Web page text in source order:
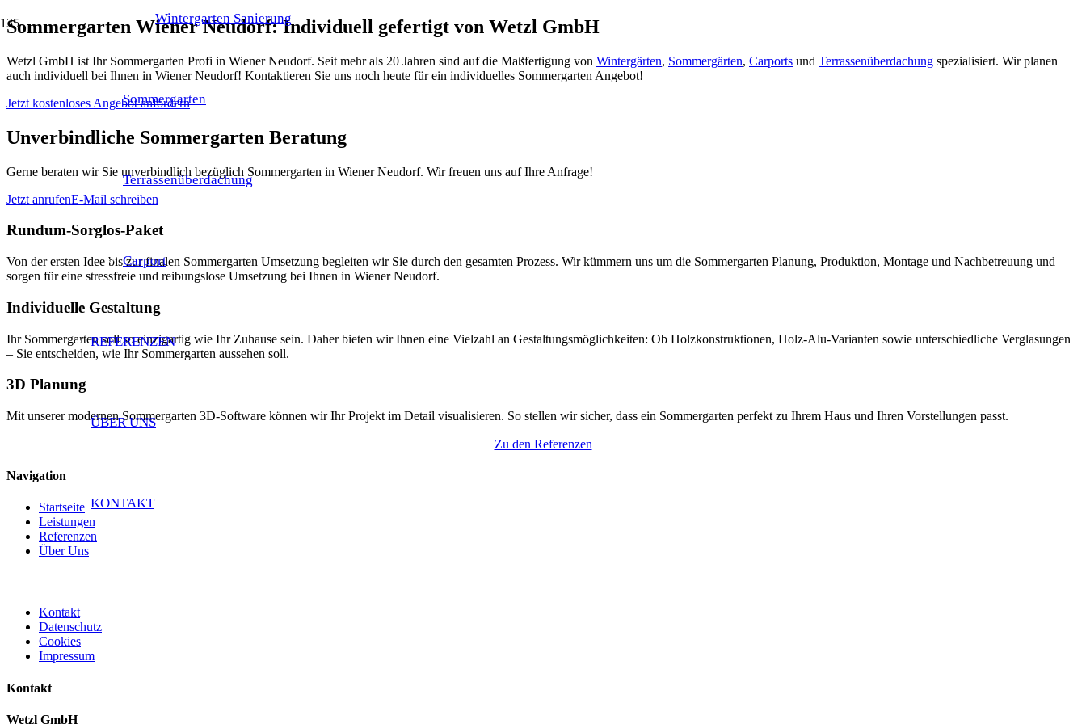
Wintergarten Sanierung
Sommergarten
Terrassenüberdachung
Carport
REFERENZEN
ÜBER UNS
KONTAKT
Sommergarten Wiener Neudorf: Individuell gefertigt von Wetzl GmbH
Wetzl GmbH ist Ihr Sommergarten Profi in Wiener Neudorf. Seit mehr als 20 Jahren sind auf die Maßfertigung von Wintergärten, Sommergärten, Carports und Terrassenüberdachung spezialisiert. Wir planen
auch individuell bei Ihnen in Wiener Neudorf! Kontaktieren Sie uns noch heute für ein individuelles Sommergarten Angebot!
Jetzt kostenloses Angebot anfordern
Unverbindliche Sommergarten Beratung
Gerne beraten wir Sie unverbindlich bezüglich Sommergarten in Wiener Neudorf. Wir freuen uns auf Ihre Anfrage!
Jetzt anrufenE-Mail schreiben
Rundum-Sorglos-Paket
Von der ersten Idee bis zur finalen Sommergarten Umsetzung begleiten wir Sie durch den gesamten Prozess. Wir kümmern uns um die Sommergarten Planung, Produktion, Montage und Nachbetreuung und
sorgen für eine stressfreie und reibungslose Umsetzung bei Ihnen in Wiener Neudorf.
Individuelle Gestaltung
Ihr Sommergarten soll so einzigartig wie Ihr Zuhause sein. Daher bieten wir Ihnen eine Vielzahl an Gestaltungsmöglichkeiten: Ob Holzkonstruktionen, Holz-Alu-Varianten sowie unterschiedliche Verglasungen
– Sie entscheiden, wie Ihr Sommergarten aussehen soll.
3D Planung
Mit unserer modernen Sommergarten 3D-Software können wir Ihr Projekt im Detail visualisieren. So stellen wir sicher, dass ein Sommergarten perfekt zu Ihrem Haus und Ihren Vorstellungen passt.
Zu den Referenzen
Navigation
Startseite
Leistungen
Referenzen
Über Uns
Kontakt
Datenschutz
Cookies
Impressum
Kontakt
Wetzl GmbH